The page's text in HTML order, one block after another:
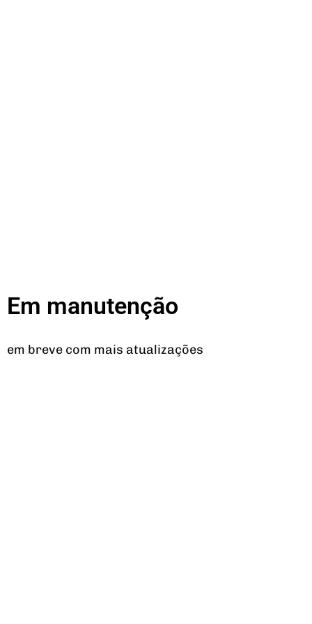
Em manutenção
em breve com mais atualizações